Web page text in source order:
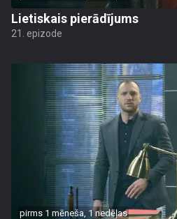
Lietiskais pierādījums
21. epizode
pirms 1 mēneša, 1 nedēļas